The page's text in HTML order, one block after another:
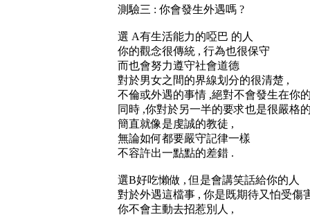
測驗三 : 你會發生外遇嗎 ?
選 A有生活能力的啞巴 的人
你的觀念很傳統 , 行為也很保守
而也會努力遵守社會道德
對於男女之間的界線划分的很清楚 ,
不倫或外遇的事情 ,絕對不會發生在你
同時 ,你對於另一半的要求也是很嚴格
簡直就像是虔誠的教徒 ,
無論如何都要嚴守記律一樣
不容許出一點點的差錯 .
選B好吃懶做 , 但是會講笑話給你的人
對於外遇這檔事 , 你是既期待又怕受傷
你不會主動去招惹別人 ,